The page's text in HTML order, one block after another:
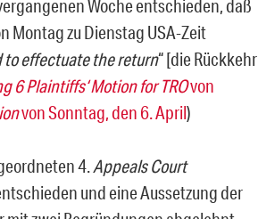
Woche entschieden, daß
Montag zu Dienstag USA-Zeit
to effectuate the return“ [die Rückkehr
6 Plaintiffs‘ Motion for TROvon
von Sonntag, den 6. April)
4.Appeals Court
und eine Aussetzung der